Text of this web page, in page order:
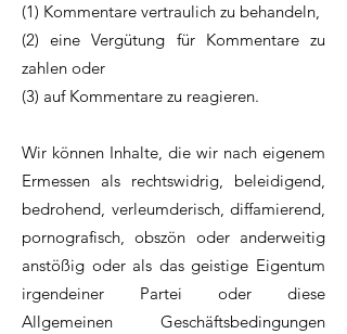
(1) Kommentare vertraulich zu behandeln,
(2) eine Vergütung für Kommentare zu
zahlen oder
(3) auf Kommentare zu reagieren.
Wir können Inhalte, die wir nach eigenem
Ermessen als rechtswidrig, beleidigend,
bedrohend, verleumderisch, diffamierend,
pornografisch, obszön oder anderweitig
anstößig oder als das geistige Eigentum
irgendeiner Partei oder diese
Allgemeinen Geschäftsbedingungen